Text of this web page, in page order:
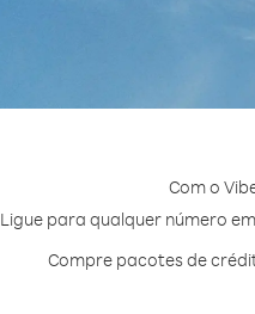
Com o
Ligue para qualquer número
Compre pacotes de